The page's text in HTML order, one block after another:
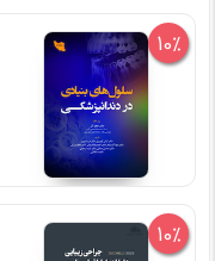
10%
10%